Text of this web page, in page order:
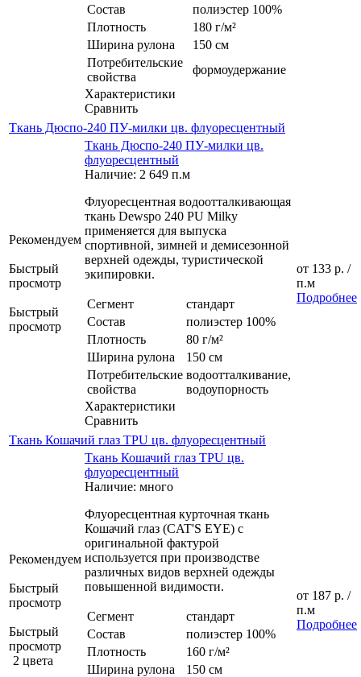
Состав
полиэстер 100%
Плотность
180 г/м²
Ширина рулона
150 см
Потребительские
свойства
формоудержание
Характеристики
Сравнить
Ткань Дюспо-240 ПУ-милки цв. флуоресцентный
Рекомендуем
Быстрый
просмотр
Быстрый
просмотр
Ткань Дюспо-240 ПУ-милки цв.
флуоресцентный
Наличие: 2 649 п.м
Флуоресцентная водоотталкивающая
ткань Dewspo 240 PU Milky
применяется для выпуска
спортивной, зимней и демисезонной
верхней одежды, туристической
экипировки.
Сегмент
стандарт
Состав
полиэстер 100%
Плотность
80 г/м²
Ширина рулона
150 см
Потребительские
свойства
водоотталкивание,
водоупорность
Характеристики
Сравнить
от 133 р. /
п.м
Подробнее
Ткань Кошачий глаз TPU цв. флуоресцентный
Рекомендуем
Быстрый
просмотр
Быстрый
просмотр
2 цвета
Ткань Кошачий глаз TPU цв.
флуоресцентный
Наличие: много
Флуоресцентная курточная ткань
Кошачий глаз (CAT'S EYE) с
оригинальной фактурой
используется при производстве
различных видов верхней одежды
повышенной видимости.
Сегмент
стандарт
Состав
полиэстер 100%
Плотность
160 г/м²
Ширина рулона
150 см
от 187 р. /
п.м
Подробнее